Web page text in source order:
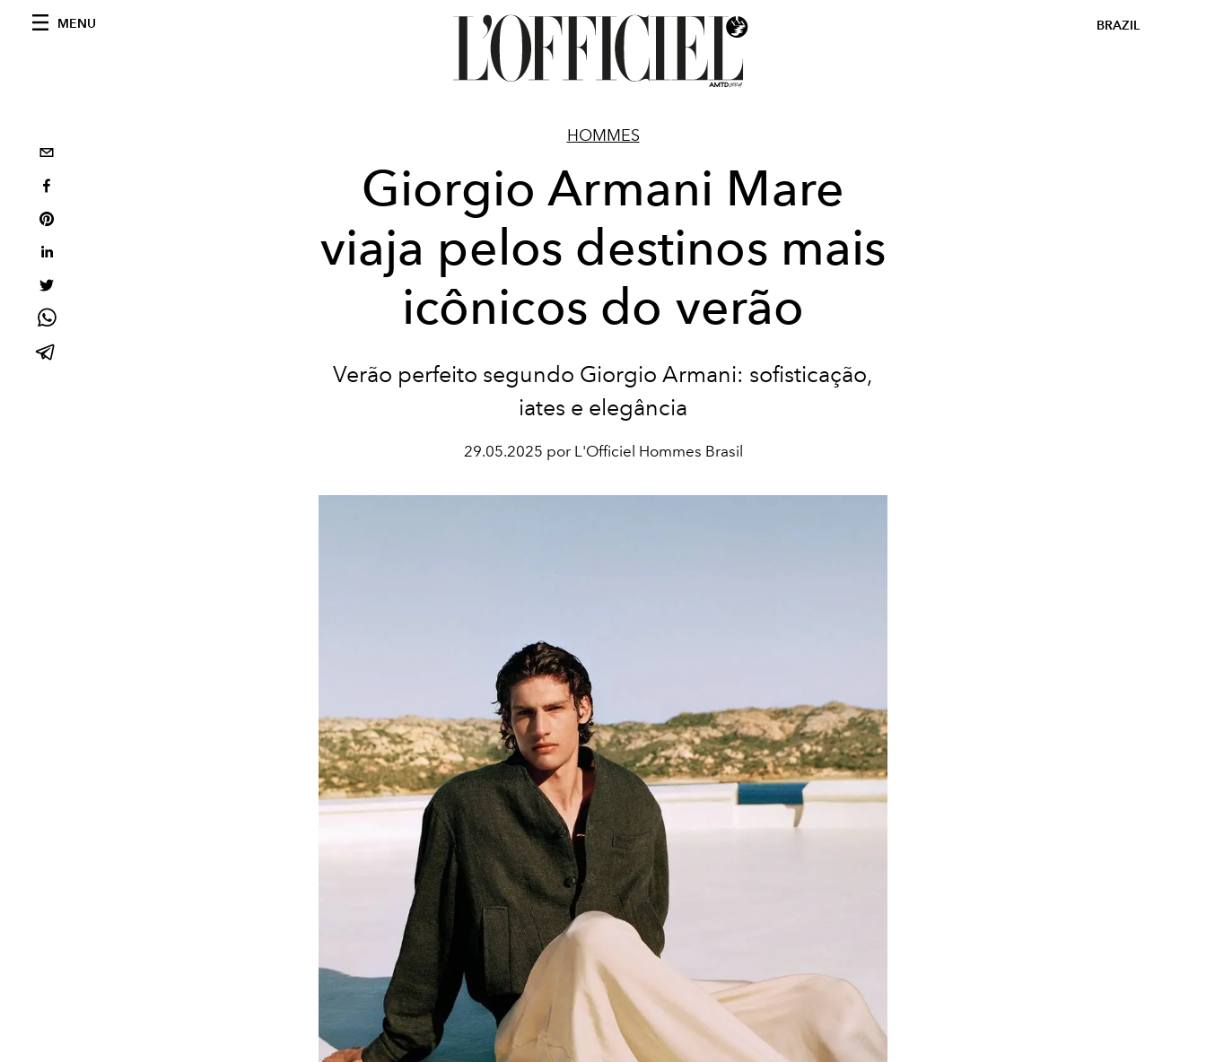
MENU BRAZIL
HOMMES
Giorgio Armani Mare
viaja pelos destinos mais
icônicos do verão
Verão perfeito segundo Giorgio Armani: sofisticação,
iates e elegância
29.05.2025 por L'Officiel Hommes Brasil